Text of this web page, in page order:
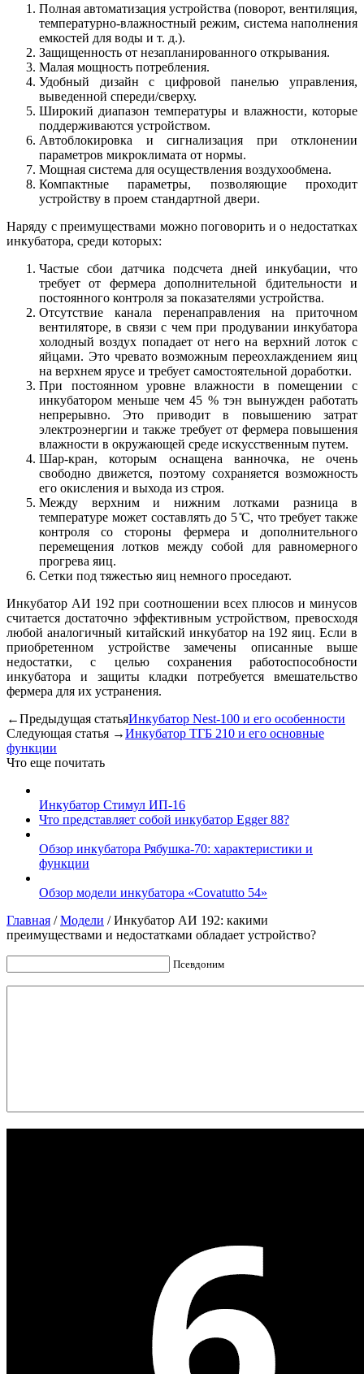
Полная автоматизация устройства (поворот, вентиляция,
температурно-влажностный режим, система наполнения
емкостей для воды и т. д.).
Защищенность от незапланированного открывания.
Малая мощность потребления.
Удобный дизайн с цифровой панелью управления,
выведенной спереди/сверху.
Широкий диапазон температуры и влажности, которые
поддерживаются устройством.
Автоблокировка и сигнализация при отклонении
параметров микроклимата от нормы.
Мощная система для осуществления воздухообмена.
Компактные параметры, позволяющие проходит
устройству в проем стандартной двери.
Наряду с преимуществами можно поговорить и о недостатках
инкубатора, среди которых:
Частые сбои датчика подсчета дней инкубации, что
требует от фермера дополнительной бдительности и
постоянного контроля за показателями устройства.
Отсутствие канала перенаправления на приточном
вентиляторе, в связи с чем при продувании инкубатора
холодный воздух попадает от него на верхний лоток с
яйцами. Это чревато возможным переохлаждением яиц
на верхнем ярусе и требует самостоятельной доработки.
При постоянном уровне влажности в помещении с
инкубатором меньше чем 45 % тэн вынужден работать
непрерывно. Это приводит в повышению затрат
электроэнергии и также требует от фермера повышения
влажности в окружающей среде искусственным путем.
Шар-кран, которым оснащена ванночка, не очень
свободно движется, поэтому сохраняется возможность
его окисления и выхода из строя.
Между верхним и нижним лотками разница в
температуре может составлять до 5 ̊С, что требует также
контроля со стороны фермера и дополнительного
перемещения лотков между собой для равномерного
прогрева яиц.
Сетки под тяжестью яиц немного проседают.
Инкубатор АИ 192 при соотношении всех плюсов и минусов
считается достаточно эффективным устройством, превосходя
любой аналогичный китайский инкубатор на 192 яиц. Если в
приобретенном устройстве замечены описанные выше
недостатки, с целью сохранения работоспособности
инкубатора и защиты кладки потребуется вмешательство
фермера для их устранения.
←Предыдущая статьяИнкубатор Nest-100 и его особенности
Следующая статья →Инкубатор ТГБ 210 и его основные
функции
Что еще почитать
Инкубатор Стимул ИП-16
Что представляет собой инкубатор Egger 88?
Обзор инкубатора Рябушка-70: характеристики и
функции
Обзор модели инкубатора «Covatutto 54»
Главная /Модели /Инкубатор АИ 192: какими
преимуществами и недостатками обладает устройство?
Псевдоним